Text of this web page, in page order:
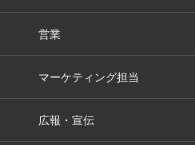
営業
マーケティング担当
広報・宣伝